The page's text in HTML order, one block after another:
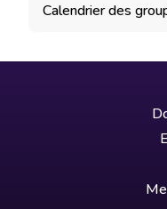
Calendrier des